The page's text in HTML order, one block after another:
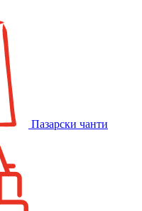
Пазарски чанти